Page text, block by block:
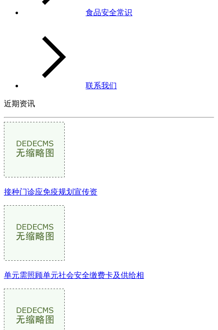
食品安全常识
联系我们
近期资讯
接种门诊应免疫规划宣传资
单元需照顾单元社会安全缴费卡及供给相